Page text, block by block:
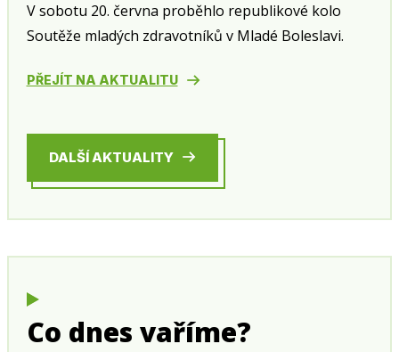
V sobotu 20. června proběhlo republikové kolo
Soutěže mladých zdravotníků v Mladé Boleslavi.
PŘEJÍT NA AKTUALITU
DALŠÍ AKTUALITY
Co dnes vaříme?